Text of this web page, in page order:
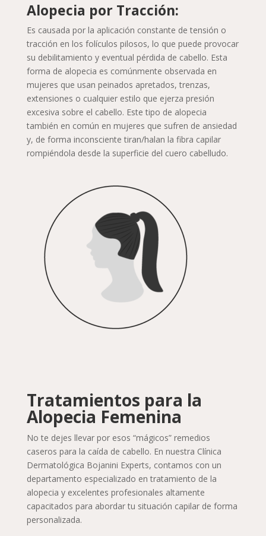
Alopecia por Tracción:
Es causada por la aplicación constante de tensión o
tracción en los folículos pilosos, lo que puede provocar
su debilitamiento y eventual pérdida de cabello. Esta
forma de alopecia es comúnmente observada en
mujeres que usan peinados apretados, trenzas,
extensiones o cualquier estilo que ejerza presión
excesiva sobre el cabello. Este tipo de alopecia
también en común en mujeres que sufren de ansiedad
y, de forma inconsciente tiran/halan la fibra capilar
rompiéndola desde la superficie del cuero cabelludo.
Tratamientos para la
Alopecia Femenina
No te dejes llevar por esos “mágicos” remedios
caseros para la caída de cabello. En nuestra Clínica
Dermatológica Bojanini Experts, contamos con un
departamento especializado en tratamiento de la
alopecia y excelentes profesionales altamente
capacitados para abordar tu situación capilar de forma
personalizada.